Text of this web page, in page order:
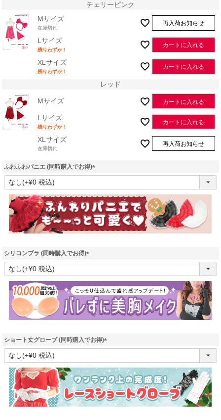
チェリーピンク
Mサイズ
在庫切れ
再入荷お知らせ
Lサイズ
残りわずか！
カートに入れる
XLサイズ
残りわずか！
カートに入れる
レッド
Mサイズ カートに入れる
Lサイズ
残りわずか！
カートに入れる
XLサイズ
在庫切れ
再入荷お知らせ
ふわふわパニエ (同時購入でお得)
(
須
)
シリコンブラ (同時購入でお得)
(
須
)
ショート丈グローブ (同時購入でお得)
(
須
)